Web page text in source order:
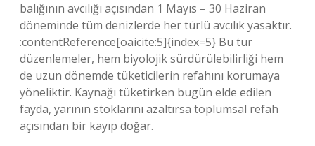
balığının avcılığı açısından 1 Mayıs – 30 Haziran
döneminde tüm denizlerde her türlü avcılık yasaktır.
:contentReference[oaicite:5]{index=5} Bu tür
düzenlemeler, hem biyolojik sürdürülebilirliği hem
de uzun dönemde tüketicilerin refahını korumaya
yöneliktir. Kaynağı tüketirken bugün elde edilen
fayda, yarının stoklarını azaltırsa toplumsal refah
açısından bir kayıp doğar.